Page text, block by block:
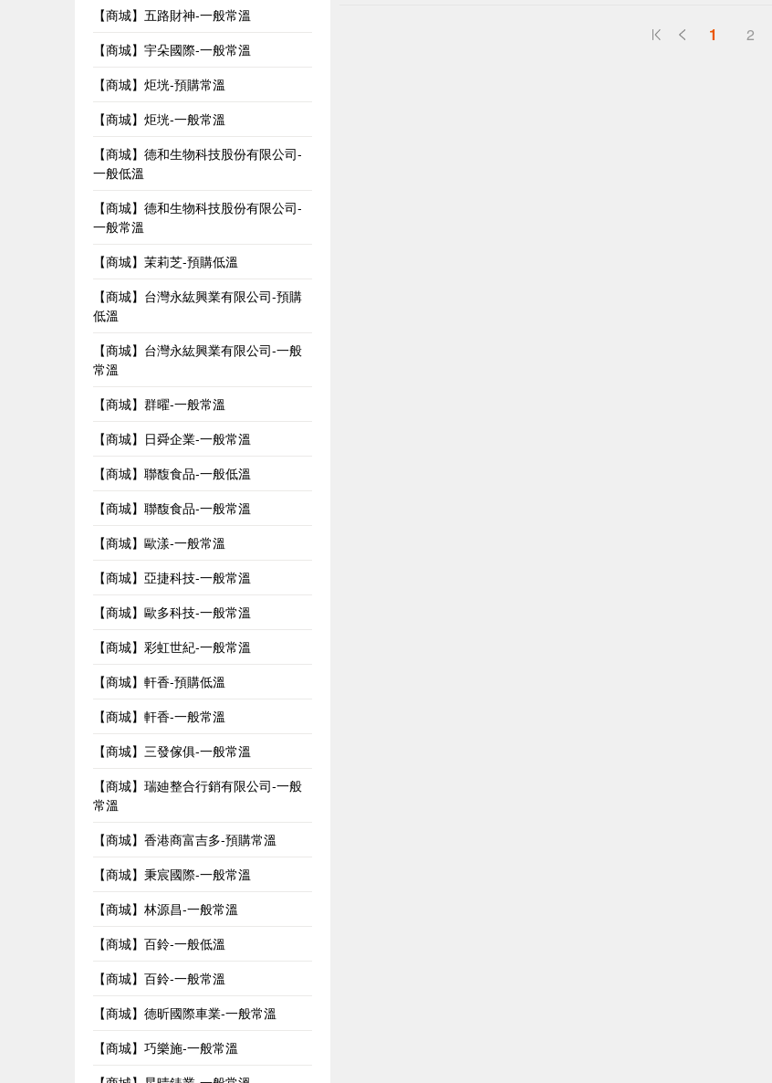
【商城】五路財神-一般常溫
【商城】宇朵國際-一般常溫
【商城】炬垙-預購常溫
【商城】炬垙-一般常溫
【商城】德和生物科技股份有限公司-
一般低溫
【商城】德和生物科技股份有限公司-
一般常溫
【商城】茉莉芝-預購低溫
【商城】台灣永紘興業有限公司-預購
低溫
【商城】台灣永紘興業有限公司-一般
常溫
【商城】群曜-一般常溫
【商城】日舜企業-一般常溫
【商城】聯馥食品-一般低溫
【商城】聯馥食品-一般常溫
【商城】歐漾-一般常溫
【商城】亞捷科技-一般常溫
【商城】歐多科技-一般常溫
【商城】彩虹世紀-一般常溫
【商城】軒香-預購低溫
【商城】軒香-一般常溫
【商城】三發傢俱-一般常溫
【商城】瑞廸整合行銷有限公司-一般
常溫
【商城】香港商富吉多-預購常溫
【商城】秉宸國際-一般常溫
【商城】林源昌-一般常溫
【商城】百鈴-一般低溫
【商城】百鈴-一般常溫
【商城】德昕國際車業-一般常溫
【商城】巧樂施-一般常溫
1 2